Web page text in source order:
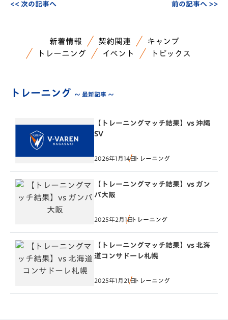
<< 次の記事へ 前の記事へ >>
新着情報 契約関連
キャンプ
トレーニング
イベント トピックス
トレーニング ～ 最新記事 ～
【トレーニングマッチ結果】vs 沖縄
SV
2026年1月14日トレーニング
【トレーニングマッチ結果】vs ガン
バ大阪
2025年2月1日トレーニング
【トレーニングマッチ結果】vs 北海
道コンサドーレ札幌
2025年1月21日トレーニング